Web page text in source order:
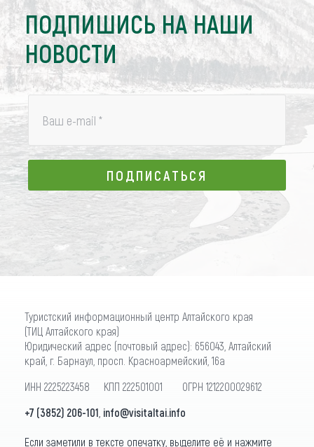
ПОДПИШИСЬ НА НАШИ
НОВОСТИ
Ваш e-mail *
ПОДПИСАТЬСЯ
ПОДПИСАТЬСЯ
Туристский информационный центр Алтайского края
(ТИЦ Алтайского края)
Юридический адрес (почтовый адрес): 656043, Алтайский
край, г. Барнаул, просп. Красноармейский, 16а
ИНН 2225223458 КПП 222501001 ОГРН 1212200029612
+7 (3852) 206-101 info@visitaltai.info
Если заметили в тексте опечатку, выделите её и нажмите